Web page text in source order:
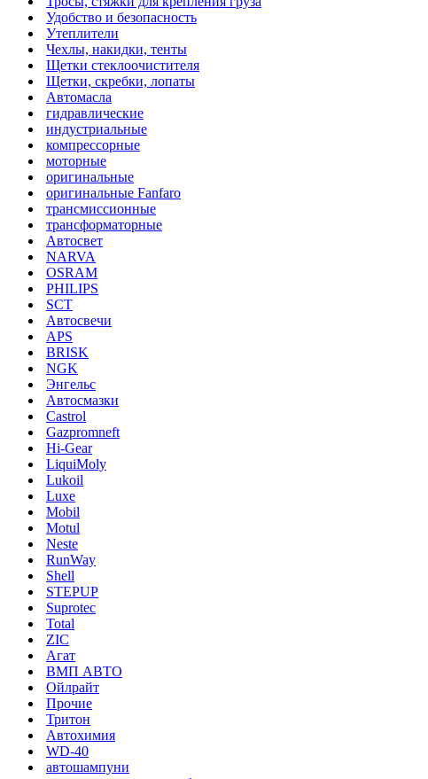
Удобство и безопасность
Утеплители
Чехлы, накидки, тенты
Щетки стеклоочистителя
Щетки, скребки, лопаты
Автомасла
гидравлические
индустриальные
компрессорные
моторные
оригинальные
оригинальные Fanfaro
трансмиссионные
трансформаторные
Автосвет
NARVA
OSRAM
PHILIPS
SCT
Автосвечи
APS
BRISK
NGK
Энгельс
Автосмазки
Castrol
Gazpromneft
Hi-Gear
LiquiMoly
Lukoil
Luxe
Mobil
Motul
Neste
RunWay
Shell
STEPUP
Suprotec
Total
ZIC
Агат
ВМП АВТО
Ойлрайт
Прочие
Тритон
Автохимия
WD-40
автошампуни